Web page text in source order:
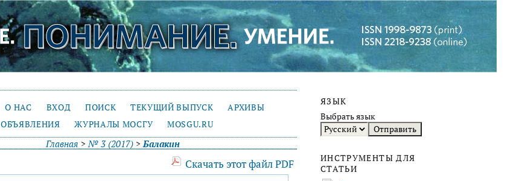
ЯЗЫК
Выбрать язык
ИНСТРУМЕНТЫ ДЛЯ
СТАТЬИ
О НАС ВХОД ПОИСК ТЕКУЩИЙ ВЫПУСК
АРХИВЫ
ОБЪЯВЛЕНИЯ
ЖУРНАЛЫ МОСГУ MOSGU.RU
Главная >№ 3 (2017)>Балакин
Скачать этот файл PDF